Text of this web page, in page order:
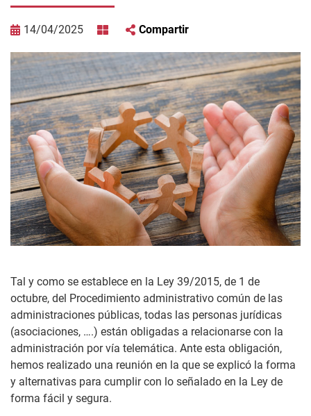
14/04/2025 Compartir
Tal y como se establece en la Ley 39/2015, de 1 de
octubre, del Procedimiento administrativo común de las
administraciones públicas, todas las personas jurídicas
(asociaciones, ….) están obligadas a relacionarse con la
administración por vía telemática. Ante esta obligación,
hemos realizado una reunión en la que se explicó la forma
y alternativas para cumplir con lo señalado en la Ley de
forma fácil y segura.